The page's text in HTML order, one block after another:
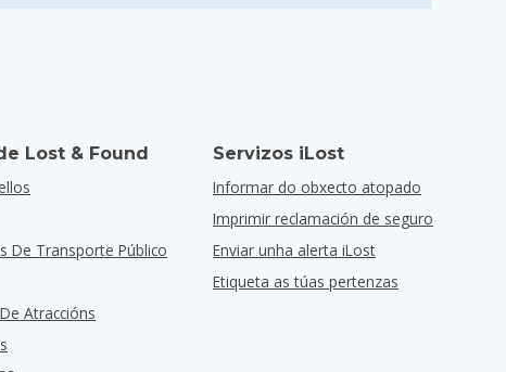
Lost & Found
De Transporte Público
Atraccións
Servizos iLost
Informar do obxecto atopado
Imprimir reclamación de seguro
Enviar unha alerta iLost
Etiqueta as túas pertenzas